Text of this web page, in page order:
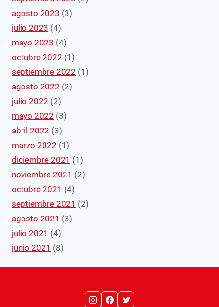
agosto 2023 (3)
julio 2023 (4)
mayo 2023 (4)
octubre 2022 (1)
septiembre 2022 (1)
agosto 2022 (2)
julio 2022 (2)
mayo 2022 (3)
abril 2022 (3)
marzo 2022 (1)
diciembre 2021 (1)
noviembre 2021 (2)
octubre 2021 (4)
septiembre 2021 (2)
agosto 2021 (3)
julio 2021 (4)
junio 2021 (8)